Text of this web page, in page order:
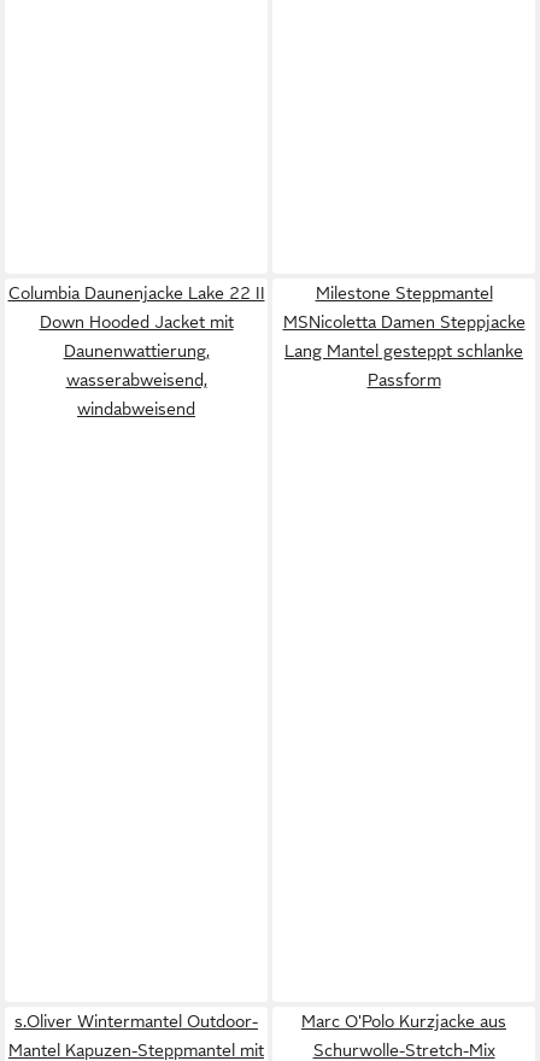
Columbia Daunenjacke Lake 22 II
Down Hooded Jacket mit
Daunenwattierung,
wasserabweisend,
windabweisend
Milestone Steppmantel
MSNicoletta Damen Steppjacke
Lang Mantel gesteppt schlanke
Passform
s.Oliver Wintermantel Outdoor-
Mantel Kapuzen-Steppmantel mit
Marc O'Polo Kurzjacke aus
Schurwolle-Stretch-Mix